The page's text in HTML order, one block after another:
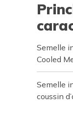
Semelle
Cooled
Semelle
coussin